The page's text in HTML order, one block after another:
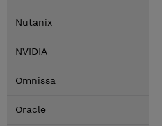
Nutanix
NVIDIA
Omnissa
Oracle